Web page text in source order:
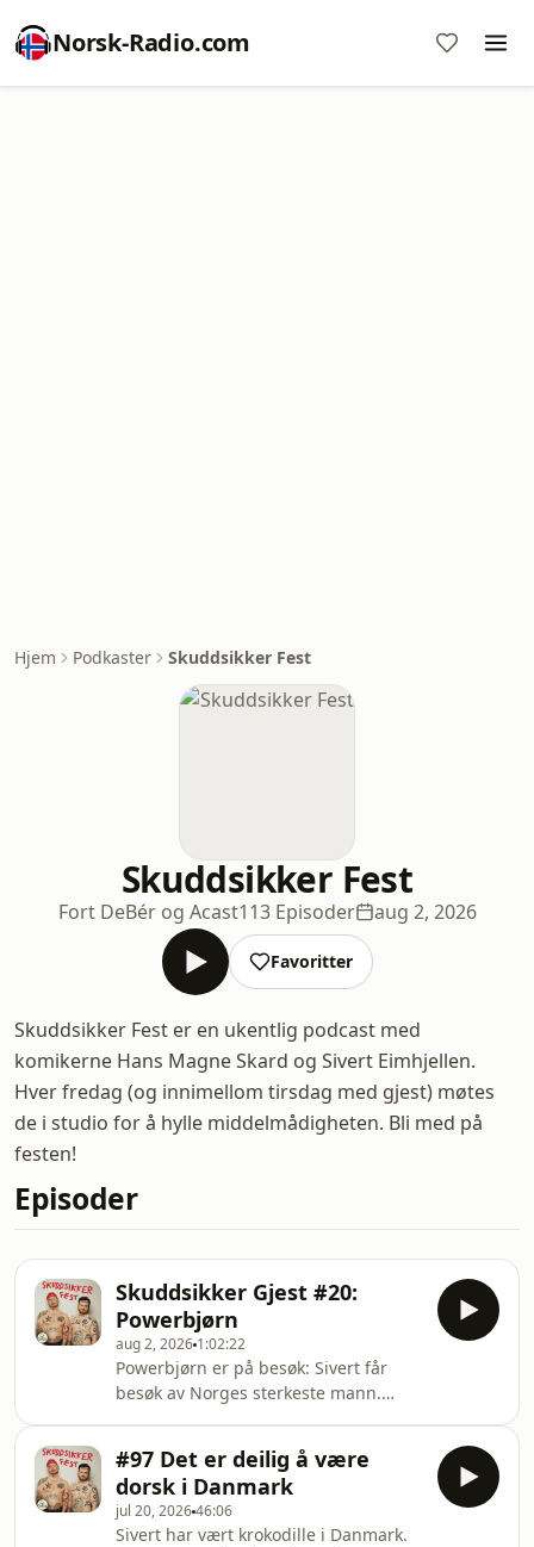
Norsk-Radio.com
Hjem Podkaster Skuddsikker Fest
Skuddsikker Fest
Fort DeBér og Acast113 Episoder aug 2, 2026
Favoritter
Skuddsikker Fest er en ukentlig podcast med
komikerne Hans Magne Skard og Sivert Eimhjellen.
Hver fredag (og innimellom tirsdag med gjest) møtes
de i studio for å hylle middelmådigheten. Bli med på
festen!
Episoder
Skuddsikker Gjest #20:
Powerbjørn
aug 2, 2026 1:02:22
Powerbjørn er på besøk: Sivert får
besøk av Norges sterkeste mann.
information.
#97 Det er deilig å være
dorsk i Danmark
jul 20, 202646:06
Sivert har vært krokodille i Danmark.